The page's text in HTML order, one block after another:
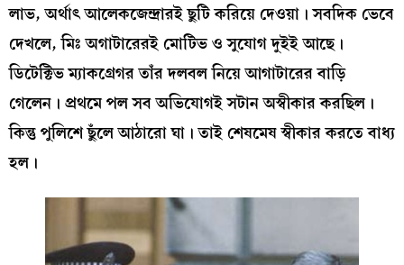
লাভ, অর্থাৎ আলেকজেন্দ্রারই ছুটি করিয়ে দেওয়া। সবদিক ভেবে
দেখলে, মিঃ অগাটারেরই মোটিভ ও সুযোগ দুইই আছে।
ডিটেক্টিভ ম্যাকগ্রেগর তাঁর দলবল নিয়ে আগাটারের বাড়ি
গেলেন। প্রথমে পল সব অভিযোগই সটান অস্বীকার করছিল।
কিন্তু পুলিশে ছুঁলে আঠারো ঘা। তাই শেষমেষ স্বীকার করতে বাধ্য
হল।